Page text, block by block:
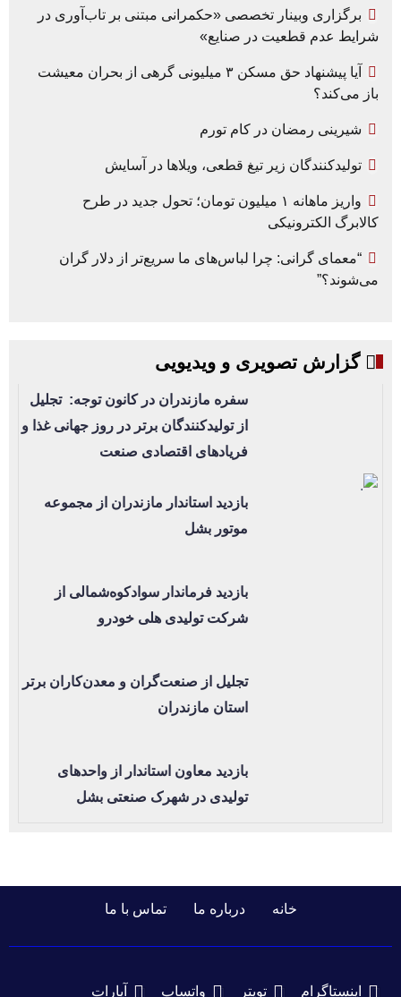
برگزاری وبینار تخصصی «حکمرانی مبتنی بر تاب‌آوری در
شرایط عدم قطعیت در صنایع»
آیا پیشنهاد حق مسکن ۳ میلیونی گرهی از بحران معیشت
باز می‌کند؟
شیرینی رمضان در کام تورم
تولیدکنندگان زیر تیغ قطعی، ویلاها در آسایش
واریز ماهانه ۱ میلیون تومان؛ تحول جدید در طرح
کالابرگ الکترونیکی
“معمای گرانی: چرا لباس‌های ما سریع‌تر از دلار گران
می‌شوند؟”
گزارش تصویری و ویدیویی
سفره مازندران در کانون توجه: تجلیل
از تولیدکنندگان برتر در روز جهانی غذا و
فریادهای اقتصادی صنعت
بازدید استاندار مازندران از مجموعه
موتور بشل
بازدید فرماندار سوادکوه‌شمالی از
شرکت تولیدی هلی خودرو
تجلیل از صنعت‌گران و معدن‌کاران برتر
استان مازندران
بازدید معاون استاندار از واحدهای
تولیدی در شهرک صنعتی بشل
خانه درباره ما تماس با ما
اینستاگرام تویتر واتساپ آپارات